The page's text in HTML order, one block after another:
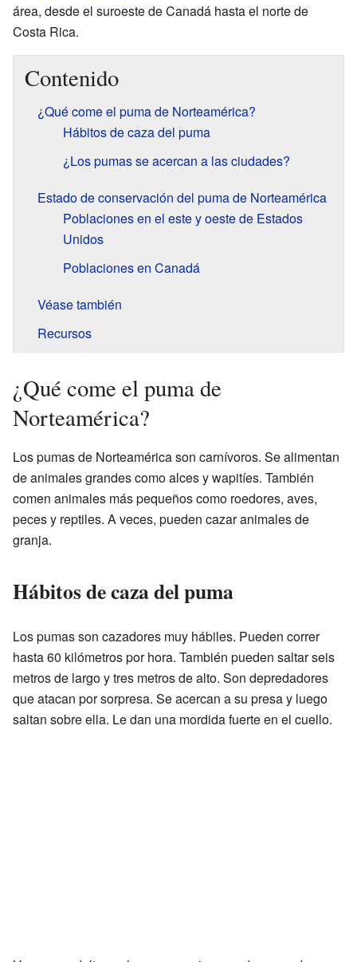
área, desde el suroeste de Canadá hasta el norte de
Costa Rica.
Contenido
¿Qué come el puma de Norteamérica?
Hábitos de caza del puma
¿Los pumas se acercan a las ciudades?
Estado de conservación del puma de Norteamérica
Poblaciones en el este y oeste de Estados
Unidos
Poblaciones en Canadá
Véase también
Recursos
¿Qué come el puma de
Norteamérica?
Los pumas de Norteamérica son carnívoros. Se alimentan
de animales grandes como alces y wapitíes. También
comen animales más pequeños como roedores, aves,
peces y reptiles. A veces, pueden cazar animales de
granja.
Hábitos de caza del puma
Los pumas son cazadores muy hábiles. Pueden correr
hasta 60 kilómetros por hora. También pueden saltar seis
metros de largo y tres metros de alto. Son depredadores
que atacan por sorpresa. Se acercan a su presa y luego
saltan sobre ella. Le dan una mordida fuerte en el cuello.